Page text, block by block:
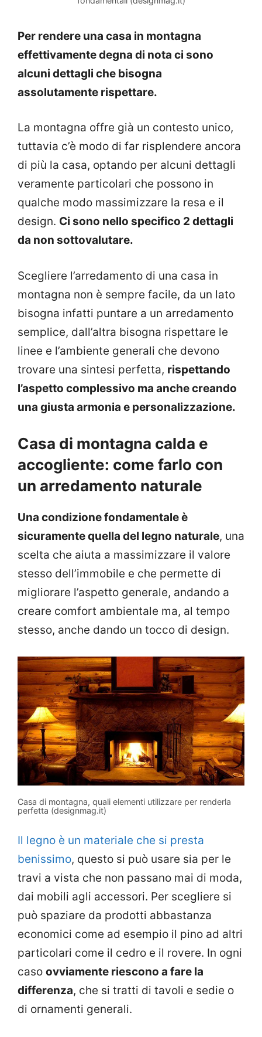
Per rendere una casa in montagna
effettivamente degna di nota ci sono
alcuni dettagli che bisogna
assolutamente rispettare.
La montagna offre già un contesto unico,
tuttavia c’è modo di far risplendere ancora
di più la casa, optando per alcuni dettagli
veramente particolari che possono in
qualche modo massimizzare la resa e il
design. Ci sono nello specifico 2 dettagli
da non sottovalutare.
Scegliere l’arredamento di una casa in
montagna non è sempre facile, da un lato
bisogna infatti puntare a un arredamento
semplice, dall’altra bisogna rispettare le
linee e l’ambiente generali che devono
trovare una sintesi perfetta, rispettando
l’aspetto complessivo ma anche creando
una giusta armonia e personalizzazione.
Casa di montagna calda e
accogliente: come farlo con
un arredamento naturale
Una condizione fondamentale è
sicuramente quella del legno naturale, una
scelta che aiuta a massimizzare il valore
stesso dell’immobile e che permette di
migliorare l’aspetto generale, andando a
creare comfort ambientale ma, al tempo
stesso, anche dando un tocco di design.
Casa di montagna, quali elementi utilizzare per renderla
perfetta (designmag.it)
Il legno è un materiale che si presta
benissimo, questo si può usare sia per le
travi a vista che non passano mai di moda,
dai mobili agli accessori. Per scegliere si
può spaziare da prodotti abbastanza
economici come ad esempio il pino ad altri
particolari come il cedro e il rovere. In ogni
caso ovviamente riescono a fare la
differenza, che si tratti di tavoli e sedie o
di ornamenti generali.